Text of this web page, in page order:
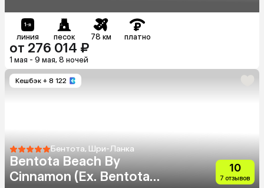
линия песок 78 км платно
от 276 014 ₽
1 мая - 9 мая, 8 ночей
Кешбэк + 8 122
Бентота, Шри-Ланка
Bentota Beach By
Cinnamon (Ex. Bentota
10
7 отзывов